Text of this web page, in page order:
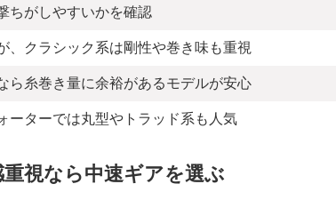
ちがしやすいかを確認
、クラシック系は剛性や巻き味も重視
ら糸巻き量に余裕があるモデルが安心
ーターでは丸型やトラッド系も人気
視なら中速ギアを選ぶ